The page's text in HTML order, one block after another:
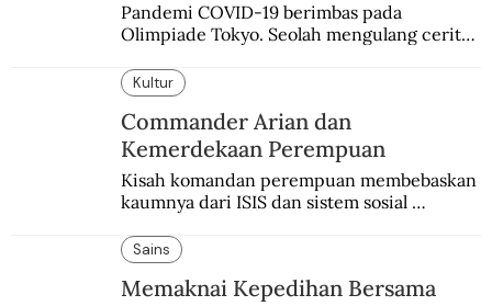
Pandemi COVID-19 berimbas pada
Olimpiade Tokyo. Seolah mengulang cerita
berbeda.
Kultur
Commander Arian dan
Kemerdekaan Perempuan
Kisah komandan perempuan membebaskan
kaumnya dari ISIS dan sistem sosial
Sains
Memaknai Kepedihan Bersama